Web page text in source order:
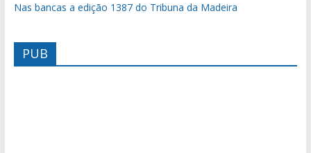
Nas bancas a edição 1387 do Tribuna da Madeira
PUB